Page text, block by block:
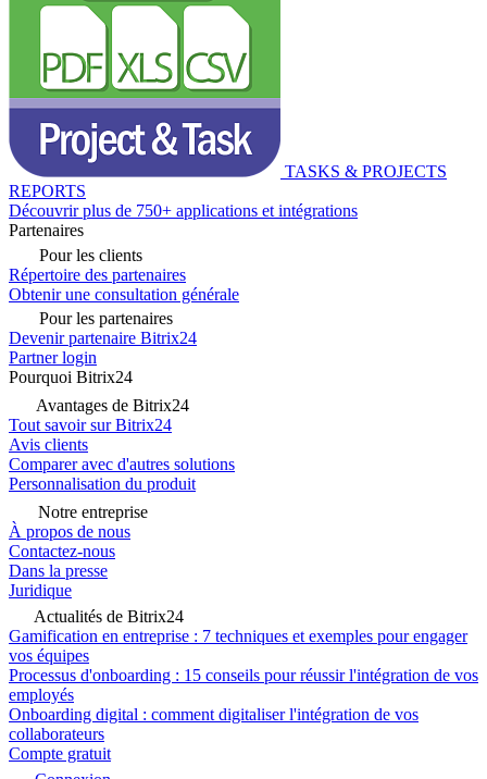
TASKS & PROJECTS
REPORTS
Découvrir plus de 750+ applications et intégrations
Partenaires
Pour les clients
Répertoire des partenaires
Obtenir une consultation générale
Pour les partenaires
Devenir partenaire Bitrix24
Partner login
Pourquoi Bitrix24
Avantages de Bitrix24
Tout savoir sur Bitrix24
Avis clients
Comparer avec d'autres solutions
Personnalisation du produit
Notre entreprise
À propos de nous
Contactez-nous
Dans la presse
Juridique
Actualités de Bitrix24
Gamification en entreprise : 7 techniques et exemples pour engager
vos équipes
Processus d'onboarding : 15 conseils pour réussir l'intégration de vos
employés
Onboarding digital : comment digitaliser l'intégration de vos
collaborateurs
Compte gratuit